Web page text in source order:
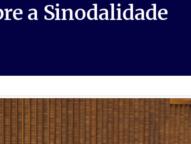
a Sinodalidade